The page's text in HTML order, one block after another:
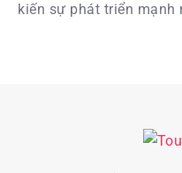
kiến sự phát triển mạnh